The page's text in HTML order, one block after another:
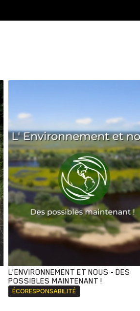
Sport
L'ENVIRONNEMENT ET NOUS - DES
POSSIBLES MAINTENANT !
ÉCORESPONSABILITÉ